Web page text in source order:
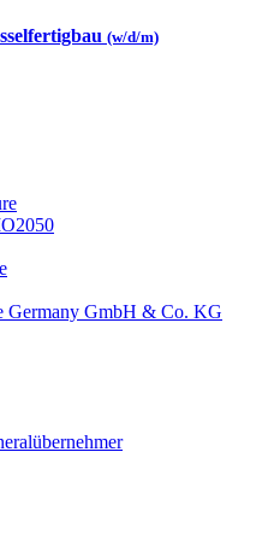
Germany GmbH & Co. KG
(w/d/m)